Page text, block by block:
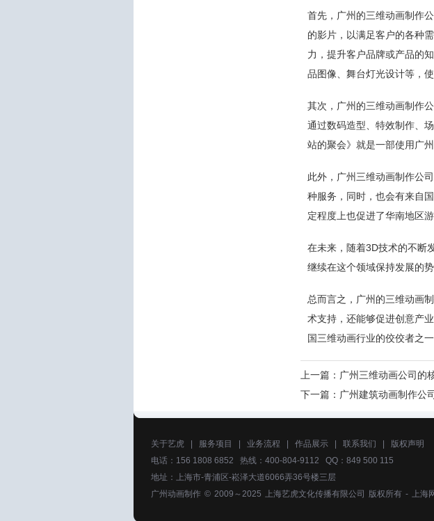
首先，广州的三维动画制作
的影片，以满足客户的各种
力，提升客户品牌或产品的
品图像、舞台灯光设计等，
其次，广州的三维动画制作
通过数码造型、特效制作、
站的聚会》就是一部使用广
此外，广州三维动画制作公
种服务，同时，也会有来自
定程度上也促进了华南地区
在未来，随着3D技术的不断
继续在这个领域保持发展的
总而言之，广州的三维动画
术支持，还能够促进创意产
国三维动画行业的佼佼者之
上一篇： 广州三维动画公司的
下一篇： 广州建筑动画制作公
关于艺虎 服务项目 业务流程 作品展示 联系我们
版权声明
电话：156 1808 6852 热线：400-804-9112 QQ：849 500 115
地址：上海市-青浦区-崧泽大道6066弄36号楼三层
广州动画制作 © 2009～2025 上海艺虎文化传播有限公司 版权所有 - 上海